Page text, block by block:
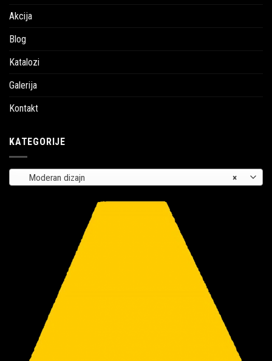
Akcija
Blog
Katalozi
Galerija
Kontakt
KATEGORIJE
×
Moderan dizajn